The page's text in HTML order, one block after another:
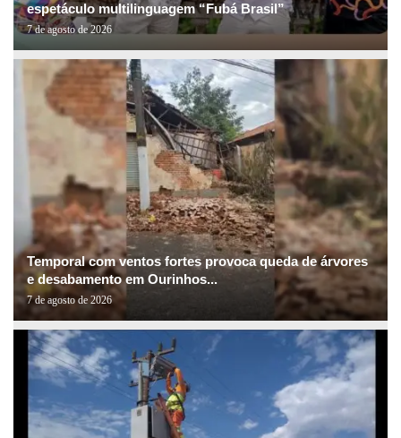
espetáculo multilinguagem “Fubá Brasil”
7 de agosto de 2026
Temporal com ventos fortes provoca queda de árvores
e desabamento em Ourinhos...
7 de agosto de 2026